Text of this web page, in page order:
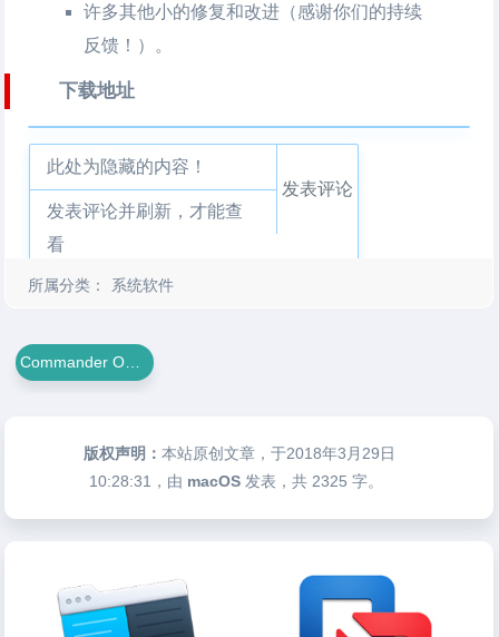
许多其他小的修复和改进（感谢你们的持续
反馈！）。
下载地址
此处为隐藏的内容！
发表评论并刷新，才能查
看
发表评论
所属分类： 系统软件
版权声明：本站原创文章，于2018年3月29日
10:28:31 ，由 macOS 发表，共 2325 字。